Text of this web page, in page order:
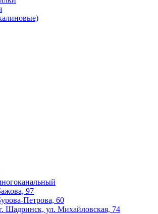
97
Петрова, 60
Шадринск, ул. Михайловская, 74